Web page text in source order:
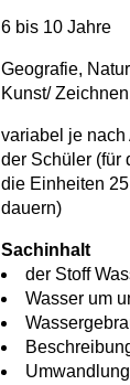
6 bis 10 Jahre
Geografie,
Kunst/
variabel je nach
der Schüler (für
die Einheiten
dauern)
Sachinhalt
der Stoff
Wasser um